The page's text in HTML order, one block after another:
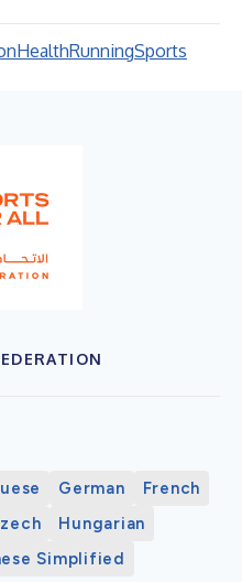
HealthRunningSports
German
French
Hungarian
Simplified